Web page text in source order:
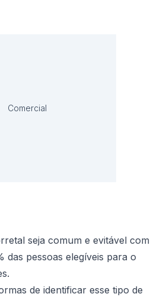
Comercial
seja comum e evitável com
das pessoas elegíveis para o
de identificar esse tipo de